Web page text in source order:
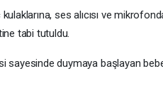
ses alıcısı ve
tabi tutuldu.
sayesinde duymaya başlayan